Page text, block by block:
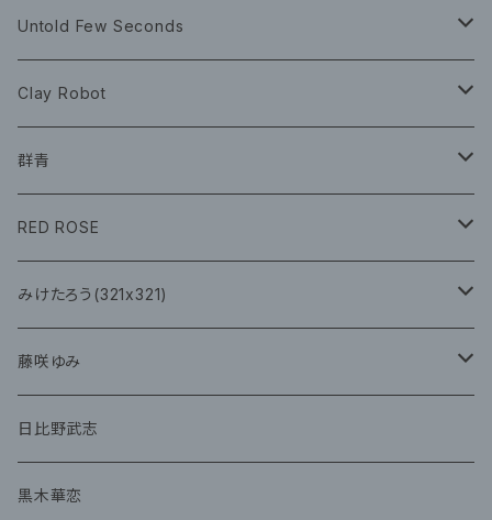
イベント
ツアーグッズ
グッズ
グッズ
CD
Book
CD
Untold Few Seconds
グッズ
CD
Clay Robot
グッズ
CD
チェキ
群青
イベント
CD
グッズ
RED ROSE
CD
みけたろう(321x321)
CD
グッズ
藤咲ゆみ
CD
グッズ
日比野武志
黒木華恋